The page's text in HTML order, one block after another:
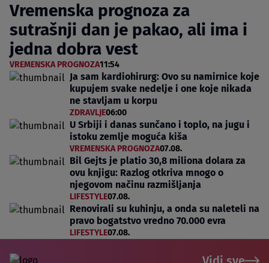
Vremenska prognoza za
sutrašnji dan je pakao, ali ima i
jedna dobra vest
VREMENSKA PROGNOZA11:54
Ja sam kardiohirurg: Ovo su namirnice koje
kupujem svake nedelje i one koje nikada
ne stavljam u korpu
ZDRAVLJE06:00
U Srbiji i danas sunčano i toplo, na jugu i
istoku zemlje moguća kiša
VREMENSKA PROGNOZA07.08.
Bil Gejts je platio 30,8 miliona dolara za
ovu knjigu: Razlog otkriva mnogo o
njegovom načinu razmišljanja
LIFESTYLE07.08.
Renovirali su kuhinju, a onda su naleteli na
pravo bogatstvo vredno 70.000 evra
LIFESTYLE07.08.